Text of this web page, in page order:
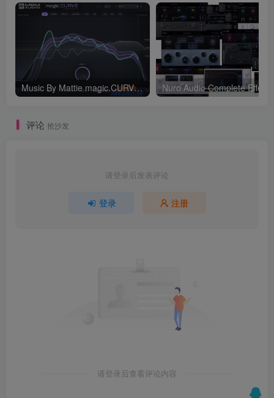
Music By Mattie magic.CURVE v1.0.2-WIN
评论 抢沙发
请登录后发表评论
登录 注册
请登录后查看评论内容